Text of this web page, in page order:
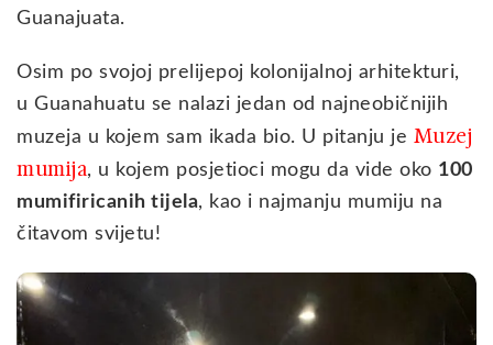
Guanajuata.
Osim po svojoj prelijepoj kolonijalnoj arhitekturi,
u Guanahuatu se nalazi jedan od najneobičnijih
muzeja u kojem sam ikada bio. U pitanju je Muzej
mumija, u kojem posjetioci mogu da vide oko 100
mumifiricanih tijela, kao i najmanju mumiju na
čitavom svijetu!